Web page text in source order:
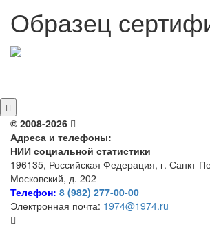
Образец
© 2008-2026
Адреса и телефоны:
НИИ социальной статистики
196135, Российская Федерация, г. Санкт-
Московский, д. 202
Телефон: 8 (982) 277-00-00
Электронная почта: 1974@1974.ru